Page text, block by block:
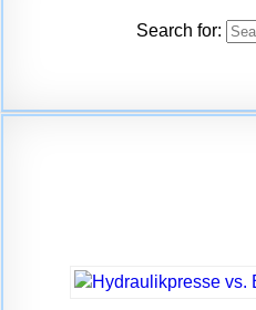
Search for: